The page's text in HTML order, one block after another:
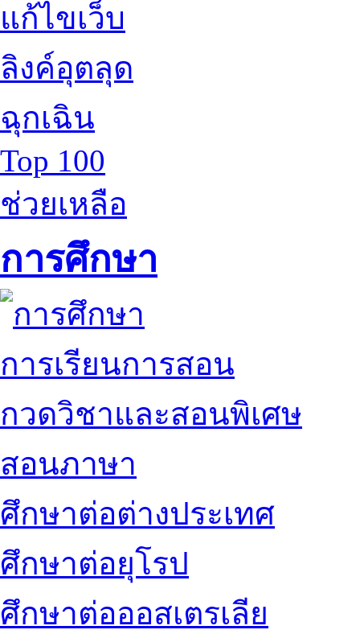
แก้ไขเว็บ
ลิงค์อุตลุด
ฉุกเฉิน
Top 100
ช่วยเหลือ
การศึกษา
การเรียนการสอน
กวดวิชาและสอนพิเศษ
สอนภาษา
ศึกษาต่อต่างประเทศ
ศึกษาต่อยุโรป
ศึกษาต่อออสเตรเลีย